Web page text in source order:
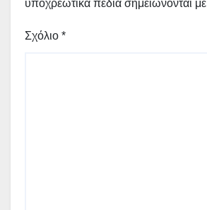
υποχρεωτικά πεδία σημειώνονται με
Σχόλιο *